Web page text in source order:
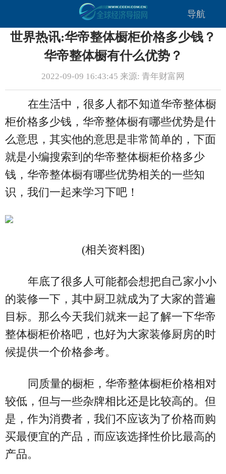
导航
世界热讯:华帝整体橱柜价格多少钱？
华帝整体橱有什么优势？
2022-09-09 16:43:45 来源: 青年财富网
在生活中，很多人都不知道华帝整体橱
柜价格多少钱，华帝整体橱有哪些优势是什
么意思，其实他的意思是非常简单的，下面
就是小编搜索到的华帝整体橱柜价格多少
钱，华帝整体橱有哪些优势相关的一些知
识，我们一起来学习下吧！
(相关资料图)
年底了很多人可能都会想把自己家小小
的装修一下，其中厨卫就成为了大家的普遍
目标。那么今天我们就来一起了解一下华帝
整体橱柜价格吧，也好为大家装修厨房的时
候提供一个价格参考。
同质量的橱柜，华帝整体橱柜价格相对
较低，但与一些杂牌相比还是比较高的。但
是，作为消费者，我们不应该为了价格而购
买最便宜的产品，而应该选择性价比最高的
产品。